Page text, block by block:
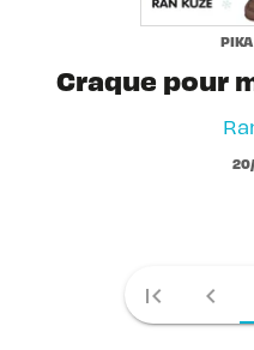
Craque pour
first_page chevron_left